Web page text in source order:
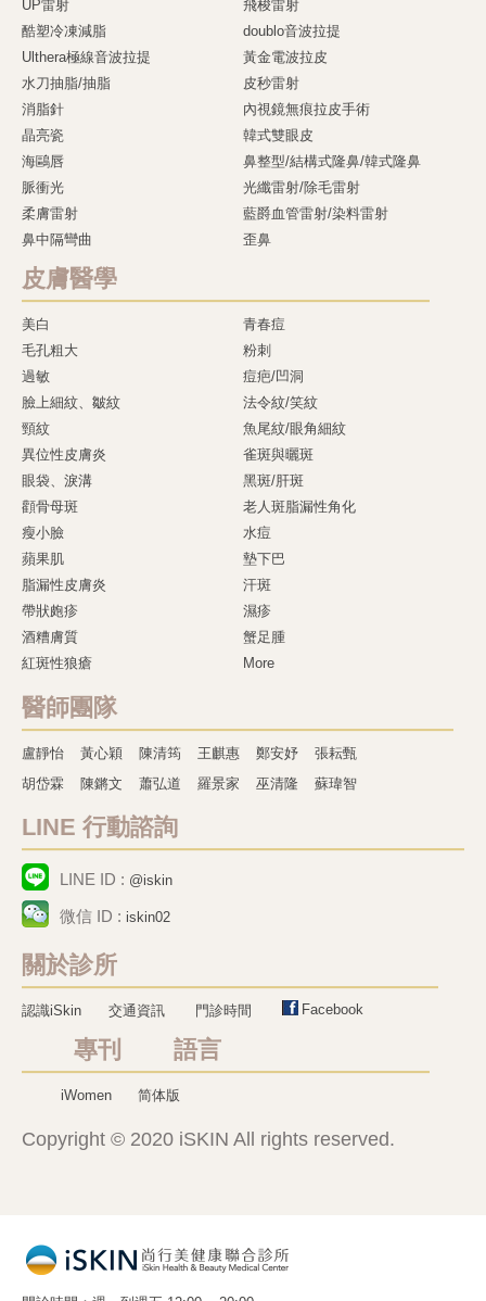
UP雷射
飛梭雷射
酷塑冷凍減脂
doublo音波拉提
Ulthera極線音波拉提
黃金電波拉皮
水刀抽脂/抽脂
皮秒雷射
消脂針
內視鏡無痕拉皮手術
晶亮瓷
韓式雙眼皮
海鷗唇
鼻整型/結構式隆鼻/韓式隆鼻
脈衝光
光纖雷射/除毛雷射
柔膚雷射
藍爵血管雷射/染料雷射
鼻中隔彎曲
歪鼻
皮膚醫學
美白
青春痘
毛孔粗大
粉刺
過敏
痘疤/凹洞
臉上細紋、皺紋
法令紋/笑紋
頸紋
魚尾紋/眼角細紋
異位性皮膚炎
雀斑與曬斑
眼袋、淚溝
黑斑/肝斑
顴骨母斑
老人斑脂漏性角化
瘦小臉
水痘
蘋果肌
墊下巴
脂漏性皮膚炎
汗斑
帶狀皰疹
濕疹
酒糟膚質
蟹足腫
紅斑性狼瘡
More
醫師團隊
盧靜怡 黃心穎 陳清筠 王麒惠 鄭安妤
張耘甄
胡岱霖
陳鏘文 蕭弘道 羅景家 巫清隆 蘇瑋智
LINE 行動諮詢
LINE ID : @iskin
微信 ID : iskin02
關於診所
認識iSkin 交通資訊 門診時間 Facebook
專刊 語言
iWomen 简体版
Copyright © 2020 iSKIN All rights reserved.